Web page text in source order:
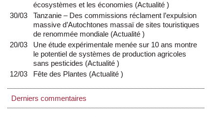
écosystèmes et les économies (Actualité)
30/03
Tanzanie – Des commissions réclament l’expulsion
massive d’Autochtones massaï de sites touristiques
de renommée mondiale (Actualité)
20/03
Une étude expérimentale menée sur 10 ans montre
le potentiel de systèmes de production agricoles
sans pesticides (Actualité)
12/03
Fête des Plantes (Actualité)
Derniers commentaires